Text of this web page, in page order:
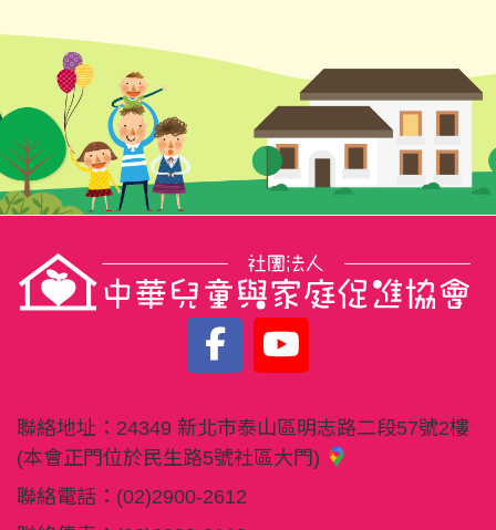
聯絡地址： 24349 新北市泰山區明志路二段57號2樓
(本會正門位於民生路5號社區大門)
聯絡電話： (02)2900-2612